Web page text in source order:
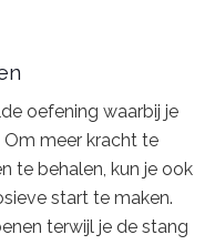
oefening waarbij je
meer kracht te
te behalen, kun je ook
start te maken.
terwijl je de stang